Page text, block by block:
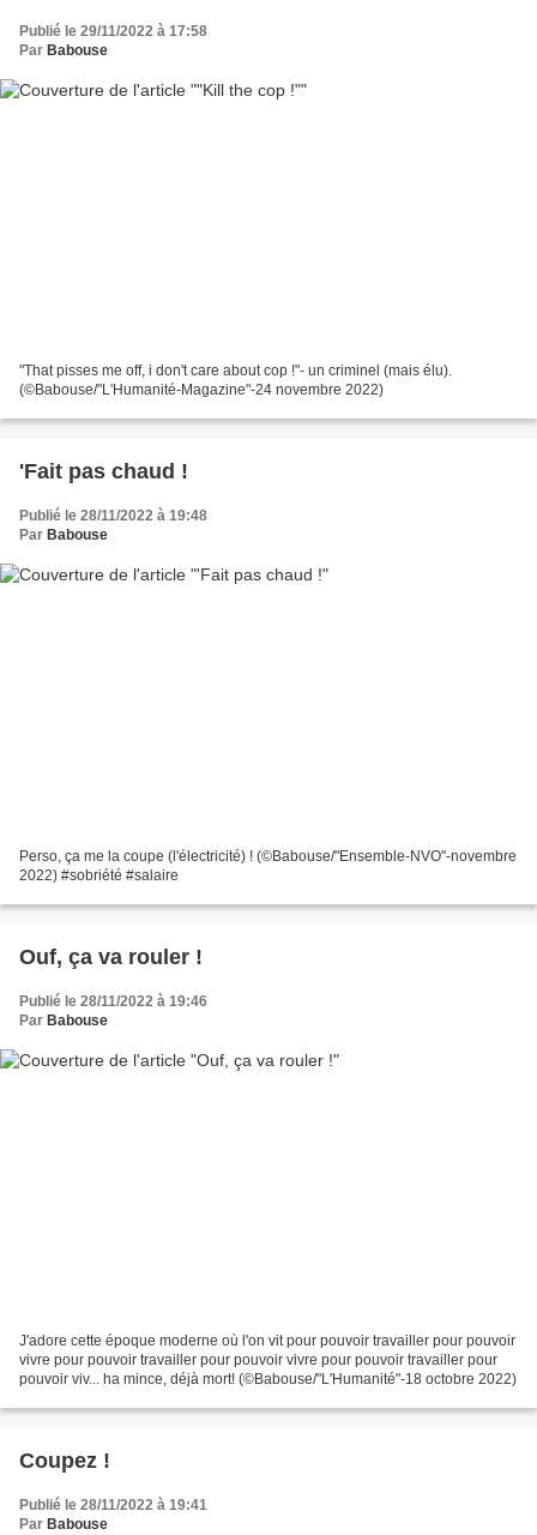
Publié le 29/11/2022 à 17:58
Par Babouse
"That pisses me off, i don't care about cop !"- un criminel (mais élu).
(©Babouse/"L'Humanité-Magazine"-24 novembre 2022)
'Fait pas chaud !
Publié le 28/11/2022 à 19:48
Par Babouse
Perso, ça me la coupe (l'électricité) ! (©Babouse/"Ensemble-NVO"-novembre
2022) #sobriété #salaire
Ouf, ça va rouler !
Publié le 28/11/2022 à 19:46
Par Babouse
J'adore cette époque moderne où l'on vit pour pouvoir travailler pour pouvoir
vivre pour pouvoir travailler pour pouvoir vivre pour pouvoir travailler pour
pouvoir viv... ha mince, déjà mort! (©Babouse/"L'Humanité"-18 octobre 2022)
Coupez !
Publié le 28/11/2022 à 19:41
Par Babouse